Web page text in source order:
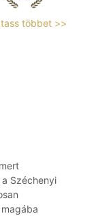
többet >>
Széchenyi